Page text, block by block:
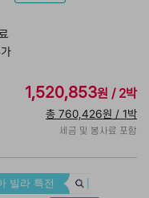
1,520,853원 / 2박
총 760,426원 / 1박
세금 및 봉사료 포함
빌라 특전